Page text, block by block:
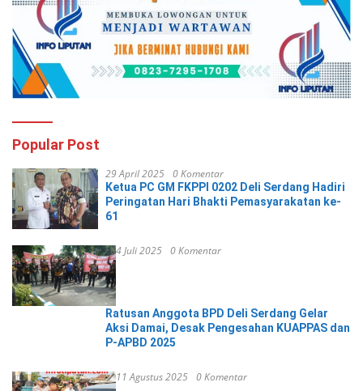
Popular Post
29 April 2025 0 Komentar
Ketua PC GM FKPPI 0202 Deli Serdang Hadiri
Peringatan Hari Bhakti Pemasyarakatan ke-
61
4 Juli 2025 0 Komentar
Ratusan Anggota BPD Deli Serdang Gelar
Aksi Damai, Desak Pengesahan KUAPPAS dan
P-APBD 2025
11 Agustus 2025 0 Komentar